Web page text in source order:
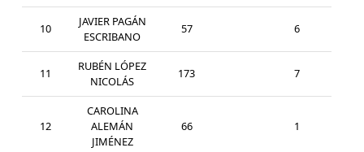
10
JAVIER PAGÁN
ESCRIBANO
57 6
11
RUBÉN LÓPEZ
NICOLÁS
173 7
12
CAROLINA
ALEMÁN
JIMÉNEZ
66 1